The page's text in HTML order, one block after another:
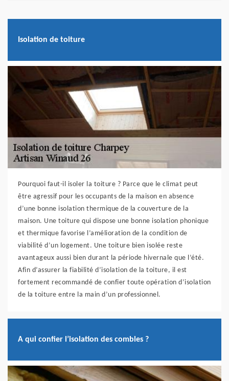
Isolation de toiture
Pourquoi faut-il isoler la toiture ? Parce que le climat peut
être agressif pour les occupants de la maison en absence
d’une bonne isolation thermique de la couverture de la
maison. Une toiture qui dispose une bonne isolation phonique
et thermique favorise l’amélioration de la condition de
viabilité d’un logement. Une toiture bien isolée reste
avantageux aussi bien durant la période hivernale que l’été.
Afin d’assurer la fiabilité d’isolation de la toiture, il est
fortement recommandé de confier toute opération d’isolation
de la toiture entre la main d’un professionnel.
A qui confier l’isolation des combles ?